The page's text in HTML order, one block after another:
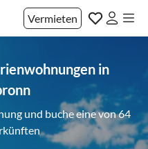
Vermieten
in
und buche eine von 64